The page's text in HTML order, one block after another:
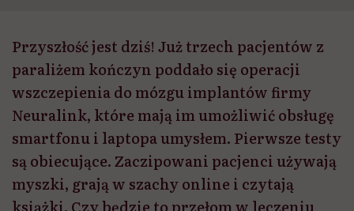
Przyszłość jest dziś! Już trzech pacjentów z
paraliżem kończyn poddało się operacji
wszczepienia do mózgu implantów firmy
Neuralink, które mają im umożliwić obsługę
smartfonu i laptopa umysłem. Pierwsze testy
są obiecujące. Zaczipowani pacjenci używają
myszki, grają w szachy online i czytają